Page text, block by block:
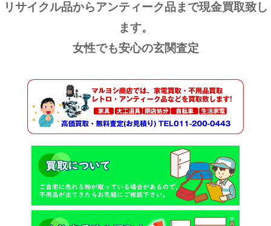
リサイクル品からアンティーク品まで現金買取致し
ます。
女性でも安心の玄関査定